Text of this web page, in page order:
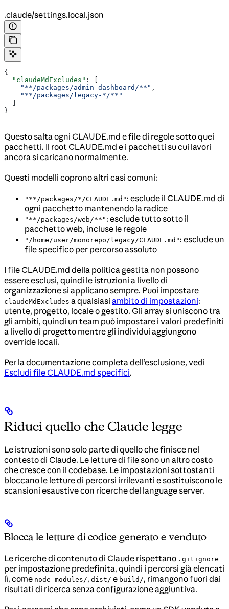
.claude/settings.local.json
{
  "claudeMdExcludes"
: [
    "**/packages/admin-dashboard/**"
,
    "**/packages/legacy-*/**"
  ]
}
Questo salta ogni CLAUDE.md e file di regole sotto quei
pacchetti. Il root CLAUDE.md e i pacchetti su cui lavori
ancora si caricano normalmente.
Questi modelli coprono altri casi comuni:
"**/packages/*/CLAUDE.md" : esclude il CLAUDE.md di
ogni pacchetto mantenendo la radice
"**/packages/web/**" : esclude tutto sotto il
pacchetto web, incluse le regole
"/home/user/monorepo/legacy/CLAUDE.md" : esclude un
file specifico per percorso assoluto
I file CLAUDE.md della politica gestita non possono
essere esclusi, quindi le istruzioni a livello di
organizzazione si applicano sempre. Puoi impostare
claudeMdExcludes a qualsiasi ambito di impostazioni:
utente, progetto, locale o gestito. Gli array si uniscono tra
gli ambiti, quindi un team può impostare i valori predefiniti
a livello di progetto mentre gli individui aggiungono
override locali.
Per la documentazione completa dell’esclusione, vedi
Escludi file CLAUDE.md specifici.
Riduci quello che Claude legge
Le istruzioni sono solo parte di quello che finisce nel
contesto di Claude. Le letture di file sono un altro costo
che cresce con il codebase. Le impostazioni sottostanti
bloccano le letture di percorsi irrilevanti e sostituiscono le
scansioni esaustive con ricerche del language server.
Blocca le letture di codice generato e venduto
Le ricerche di contenuto di Claude rispettano .gitignore
per impostazione predefinita, quindi i percorsi già elencati
lì, come node_modules/, dist/ e build/, rimangono fuori dai
risultati di ricerca senza configurazione aggiuntiva.